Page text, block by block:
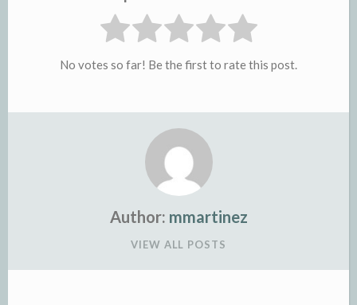
No votes so far! Be the first to rate this post.
Author: mmartinez
VIEW ALL POSTS